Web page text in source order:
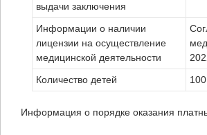
выдачи заключения
Информации о наличии
лицензии на осуществление
медицинской деятельности
Количество детей
100
Информация о порядке оказания